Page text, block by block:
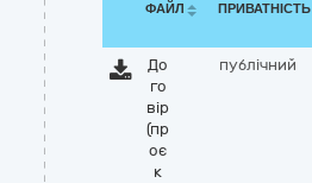
ФАЙЛ ПРИВАТНІСТЬ
До
го
вір
(пр
оє
к
публічний